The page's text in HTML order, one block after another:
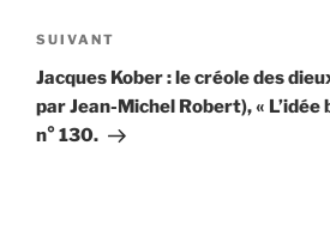
Article
suivant
SUIVANT
Jacques Kober : le créole des
par Jean-Michel Robert), « L’idée
n° 130.